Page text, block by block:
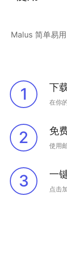
Malus 简单易
1 下
在你
2 免
使用
3 一
点击